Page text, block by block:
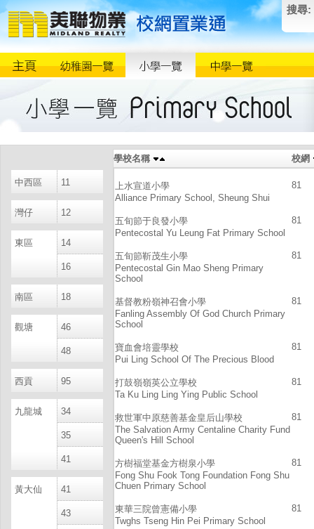
搜尋:
中西區 11
灣仔 12
東區 14
16
南區 18
觀塘 46
48
西貢 95
九龍城 34
35
41
黃大仙 41
43
學校名稱 校網
上水宣道小學
Alliance Primary School, Sheung Shui
81
五旬節于良發小學
Pentecostal Yu Leung Fat Primary School
81
五旬節靳茂生小學
Pentecostal Gin Mao Sheng Primary
School
81
基督教粉嶺神召會小學
Fanling Assembly Of God Church Primary
School
81
寶血會培靈學校
Pui Ling School Of The Precious Blood
81
打鼓嶺嶺英公立學校
Ta Ku Ling Ling Ying Public School
81
救世軍中原慈善基金皇后山學校
The Salvation Army Centaline Charity Fund
Queen's Hill School
81
方樹福堂基金方樹泉小學
Fong Shu Fook Tong Foundation Fong Shu
Chuen Primary School
81
東華三院曾憲備小學
Twghs Tseng Hin Pei Primary School
81